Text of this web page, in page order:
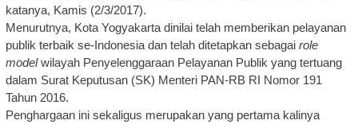
katanya, Kamis (2/3/2017).
Menurutnya, Kota Yogyakarta dinilai telah memberikan pelayanan
publik terbaik se-Indonesia dan telah ditetapkan sebagai role
modelwilayah Penyelenggaraan Pelayanan Publik yang tertuang
dalam Surat Keputusan (SK) Menteri PAN-RB RI Nomor 191
Tahun 2016.
Penghargaan ini sekaligus merupakan yang pertama kalinya